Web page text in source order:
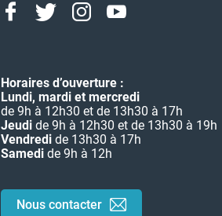
FacebookTwitterInstagramYoutube
Horaires d’ouverture :
Lundi, mardi et mercredi
de 9h à 12h30 et de 13h30 à 17h
Jeudi de 9h à 12h30 et de 13h30 à 19h
Vendredi de 13h30 à 17h
Samedi de 9h à 12h
Nous contacter